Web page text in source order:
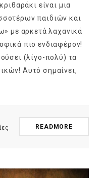
είναι μια
παιδιών και
με αρκετά λαχανικά
πιο ενδιαφέρον!
(λίγο-πολύ) τα
Αυτό σημαίνει,
READMORE